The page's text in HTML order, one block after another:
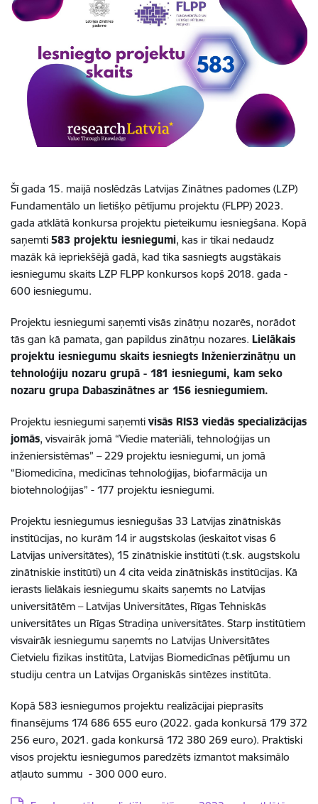
Šī gada 15. maijā noslēdzās Latvijas Zinātnes padomes (LZP)
Fundamentālo un lietišķo pētījumu projektu (FLPP) 2023.
gada atklātā konkursa projektu pieteikumu iesniegšana. Kopā
saņemti 583 projektu iesniegumi, kas ir tikai nedaudz
mazāk kā iepriekšējā gadā, kad tika sasniegts augstākais
iesniegumu skaits LZP FLPP konkursos kopš 2018. gada -
600 iesniegumu.
Projektu iesniegumi saņemti visās zinātņu nozarēs, norādot
tās gan kā pamata, gan papildus zinātņu nozares. Lielākais
projektu iesniegumu skaits iesniegts Inženierzinātņu un
tehnoloģiju nozaru grupā - 181 iesniegumi, kam seko
nozaru grupa Dabaszinātnes ar 156 iesniegumiem.
Projektu iesniegumi saņemti visās RIS3 viedās specializācijas
jomās, visvairāk jomā “Viedie materiāli, tehnoloģijas un
inženiersistēmas” – 229 projektu iesniegumi, un jomā
“Biomedicīna, medicīnas tehnoloģijas, biofarmācija un
biotehnoloģijas” - 177 projektu iesniegumi.
Projektu iesniegumus iesniegušas 33 Latvijas zinātniskās
institūcijas, no kurām 14 ir augstskolas (ieskaitot visas 6
Latvijas universitātes), 15 zinātniskie institūti (t.sk. augstskolu
zinātniskie institūti) un 4 cita veida zinātniskās institūcijas. Kā
ierasts lielākais iesniegumu skaits saņemts no Latvijas
universitātēm – Latvijas Universitātes, Rīgas Tehniskās
universitātes un Rīgas Stradiņa universitātes. Starp institūtiem
visvairāk iesniegumu saņemts no Latvijas Universitātes
Cietvielu fizikas institūta, Latvijas Biomedicīnas pētījumu un
studiju centra un Latvijas Organiskās sintēzes institūta.
Kopā 583 iesniegumos projektu realizācijai pieprasīts
finansējums 174 686 655 euro (2022. gada konkursā 179 372
256 euro, 2021. gada konkursā 172 380 269 euro). Praktiski
visos projektu iesniegumos paredzēts izmantot maksimālo
atļauto summu - 300 000 euro.